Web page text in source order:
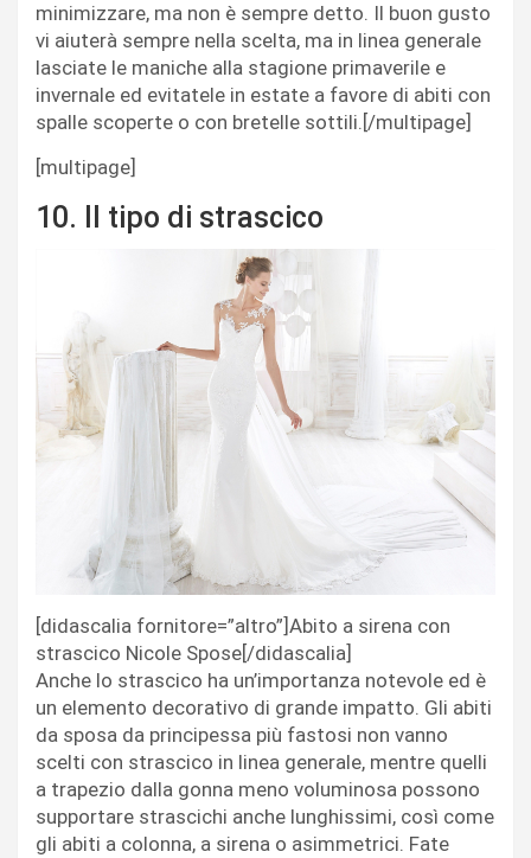
minimizzare, ma non è sempre detto. Il buon gusto
vi aiuterà sempre nella scelta, ma in linea generale
lasciate le maniche alla stagione primaverile e
invernale ed evitatele in estate a favore di abiti con
spalle scoperte o con bretelle sottili.[/multipage]
[multipage]
10. Il tipo di strascico
[didascalia fornitore=”altro”]Abito a sirena con
strascico Nicole Spose[/didascalia]
Anche lo strascico ha un’importanza notevole ed è
un elemento decorativo di grande impatto. Gli abiti
da sposa da principessa più fastosi non vanno
scelti con strascico in linea generale, mentre quelli
a trapezio dalla gonna meno voluminosa possono
supportare strascichi anche lunghissimi, così come
gli abiti a colonna, a sirena o asimmetrici. Fate